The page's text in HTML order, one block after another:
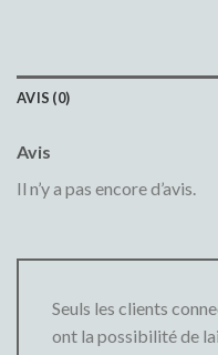
AVIS (0)
Avis
Il n’y a pas encore d’avis.
Seuls les clients
ont la possibilité de